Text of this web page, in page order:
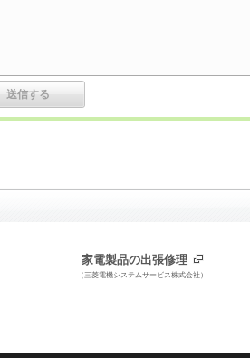
家電製品の出張修理
（三菱電機システムサービス株式会社）